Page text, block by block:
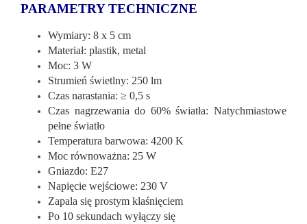
PARAMETRY TECHNICZNE
Wymiary: 8 x 5 cm
Materiał: plastik, metal
Moc: 3 W
Strumień świetlny: 250 lm
Czas narastania: ≥ 0,5 s
Czas nagrzewania do 60% światła: Natychmiastowe
pełne światło
Temperatura barwowa: 4200 K
Moc równoważna: 25 W
Gniazdo: E27
Napięcie wejściowe: 230 V
Zapala się prostym klaśnięciem
Po 10 sekundach wyłączy się